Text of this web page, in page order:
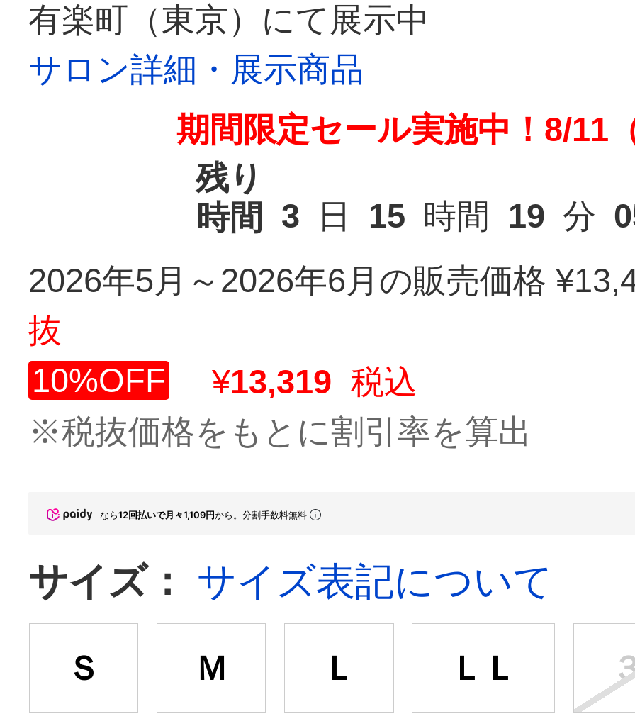
有楽町（東京）にて展示中
サロン詳細・展示商品
期間限定セール実施中！8/11
残り
時間
3 日 15 時間 19 分
2026年5月～2026年6月の販売価格
抜
10%OFF
¥13,319 税込
※税抜価格をもとに割引率を算出
なら12回払いで月々1,109円から。分割手数料無料
サイズ： サイズ表記について
Ｓ Ｍ Ｌ ＬＬ